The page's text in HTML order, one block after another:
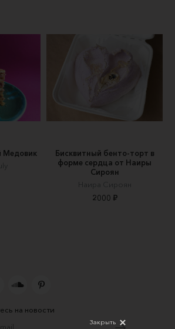
Медовик
Бисквитный бенто-торт в
форме сердца от Наиры
Сироян
Наира Сироян
2000 ₽
на новости
Закрыть